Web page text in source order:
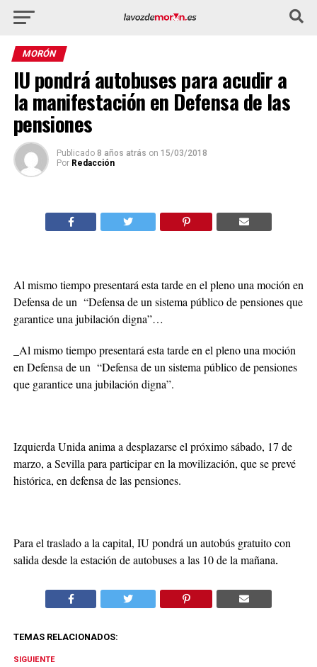
MORÓN
IU pondrá autobuses para acudir a
la manifestación en Defensa de las
pensiones
Publicado 8 años atrás on 15/03/2018
Por Redacción
Al mismo tiempo presentará esta tarde en el pleno una moción en
Defensa de un “Defensa de un sistema público de pensiones que
garantice una jubilación digna”…
_Al mismo tiempo presentará esta tarde en el pleno una moción
en Defensa de un “Defensa de un sistema público de pensiones
que garantice una jubilación digna”.
Izquierda Unida anima a desplazarse el próximo sábado, 17 de
marzo, a Sevilla para participar en la movilización, que se prevé
histórica, en defensa de las pensiones.
Para el traslado a la capital, IU pondrá un autobús gratuito con
salida desde la estación de autobuses a las 10 de la mañana.
TEMAS RELACIONADOS:
SIGUIENTE